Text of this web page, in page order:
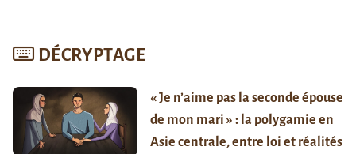
DÉCRYPTAGE
« Je n’aime pas la seconde épouse
de mon mari » : la polygamie en
Asie centrale, entre loi et réalités